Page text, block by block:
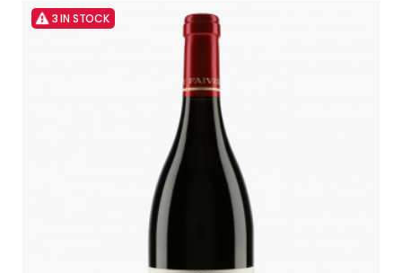
3 IN STOCK